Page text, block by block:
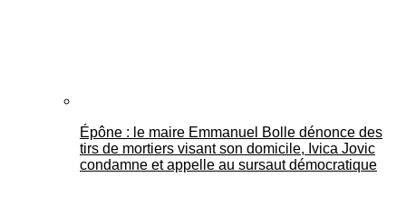
Épône : le maire Emmanuel Bolle dénonce des
tirs de mortiers visant son domicile, Ivica Jovic
condamne et appelle au sursaut démocratique